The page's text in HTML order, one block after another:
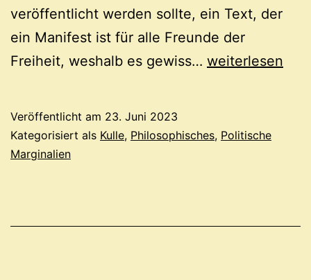
veröffentlicht werden sollte, ein Text, der
ein Manifest ist für alle Freunde der
Freiheit, weshalb es gewiss… Kulle
la
weiterlesen
Veröffentlicht am 23. Juni 2023
Kategorisiert als Kulle, Philosophisches, Politische
Marginalien